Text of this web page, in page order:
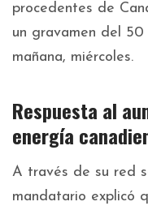
procedentes de
un gravamen del
mañana, miércoles.
Respuesta al
energía
A través de su red
mandatario explicó